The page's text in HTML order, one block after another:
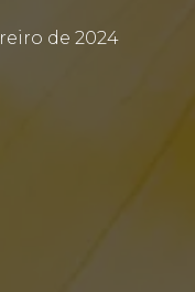
de 2024